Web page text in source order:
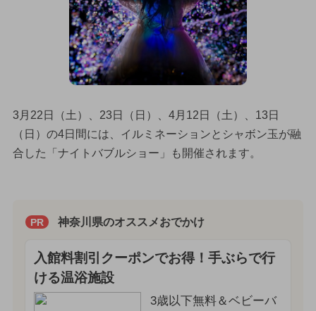
3月22日（土）、23日（日）、4月12日（土）、13日
（日）の4日間には、イルミネーションとシャボン玉が融
合した「ナイトバブルショー」も開催されます。
PR 神奈川県のオススメおでかけ
入館料割引クーポンでお得！手ぶらで行
ける温浴施設
3歳以下無料＆ベビーバ